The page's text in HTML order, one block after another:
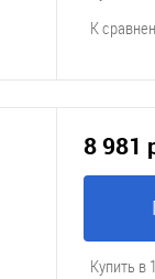
К
8 981
Купить в